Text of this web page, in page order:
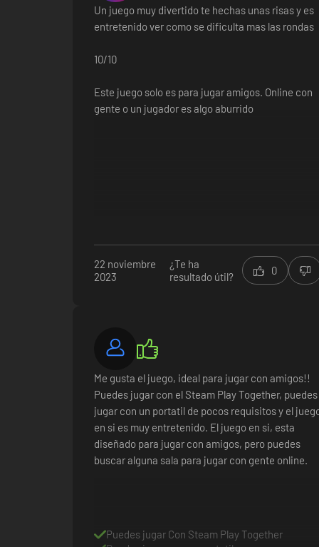
Un juego muy divertido te hechas unas risas y es
entretenido ver como se dificulta mas las rondas
10/10
Este juego solo es para jugar amigos. Online con
gente o un jugador es algo aburrido
Los controles de teclado son raros
22 noviembre
2023
¿Te ha
resultado útil?
0
Me gusta el juego, ideal para jugar con amigos!!
Puedes jugar con el Steam Play Together, puedes
jugar con un portatil de pocos requisitos y el
en si es muy entretenido. El juego en si, esta
diseñado para jugar con amigos, pero puedes
buscar alguna sala para jugar con gente online.
Puedes jugar Con Steam Play Together